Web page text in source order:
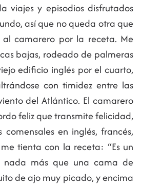
viajes y episodios disfrutados
así que no queda otra que
camarero por la receta. Me
bajas, rodeado de palmeras
edificio inglés por el cuarto,
con timidez entre las
del Atlántico. El camarero
feliz que transmite felicidad,
en inglés, francés,
tienta con la receta: “Es un
nada más que una cama de
de ajo muy picado, y encima